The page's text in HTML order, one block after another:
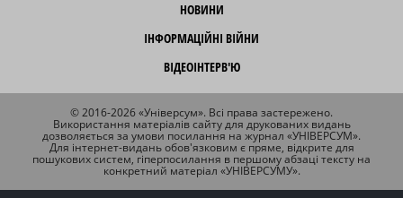
НОВИНИ
ІНФОРМАЦІЙНІ ВІЙНИ
ВІДЕОІНТЕРВ'Ю
© 2016-2026 «Універсум». Всі права застережено.
Використання матеріалів сайту для друкованих видань
дозволяється за умови посилання на журнал «УНІВЕРСУМ».
Для інтернет-видань обов'язковим є пряме, відкрите для
пошукових систем, гіперпосилання в першому абзаці тексту на
конкретний матеріал «УНІВЕРСУМУ».